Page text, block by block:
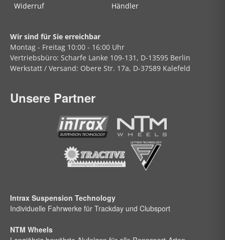
Widerruf
Händler
Wir sind für Sie erreichbar
Montag - Freitag 10:00 - 16:00 Uhr
Vertriebsbüro: Scharfe Lanke 109-131, D-13595 Berlin
Werkstatt / Versand: Obere Str. 17a, D-37589 Kalefeld
Unsere Partner
Intrax Suspension Technology
Individuelle Fahrwerke für Trackday und Clubsport
NTM Wheels